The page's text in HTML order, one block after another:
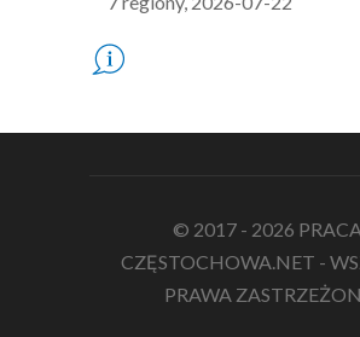
© 2017 - 2026
CZĘSTOCHOWA.NET -
PRAWA